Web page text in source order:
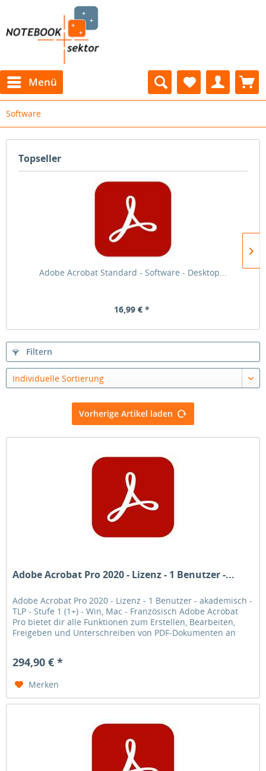
Menü
Software
Topseller
Adobe Acrobat Standard - Software - Desktop...
16,99 € *
Filtern
Individuelle Sortierung
Vorherige Artikel laden
Adobe Acrobat Pro 2020 - Lizenz - 1 Benutzer -...
Adobe Acrobat Pro 2020 - Lizenz - 1 Benutzer - akademisch -
TLP - Stufe 1 (1+) - Win, Mac - Französisch Adobe Acrobat
Pro bietet dir alle Funktionen zum Erstellen, Bearbeiten,
Freigeben und Unterschreiben von PDF-Dokumenten an
294,90 € *
Merken